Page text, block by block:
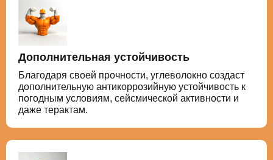
Дополнительная устойчивость
Благодаря своей прочности, углеволокно создаст
дополнительную антикоррозийную устойчивость к
погодным условиям, сейсмической активности и
даже терактам.